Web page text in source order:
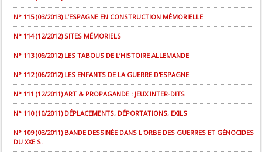
N° 115 (03/2013) L’ESPAGNE EN CONSTRUCTION MÉMORIELLE
N° 114 (12/2012) SITES MÉMORIELS
N° 113 (09/2012) LES TABOUS DE L’HISTOIRE ALLEMANDE
N° 112 (06/2012) LES ENFANTS DE LA GUERRE D'ESPAGNE
N° 111 (12/2011) ART & PROPAGANDE : JEUX INTER-DITS
N° 110 (10/2011) DÉPLACEMENTS, DÉPORTATIONS, EXILS
N° 109 (03/2011) BANDE DESSINÉE DANS L'ORBE DES GUERRES ET GÉNOCIDES
DU XXE S.